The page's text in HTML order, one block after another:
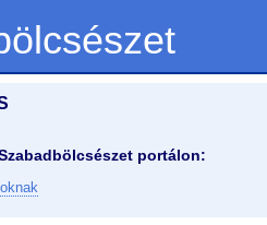
portálon: